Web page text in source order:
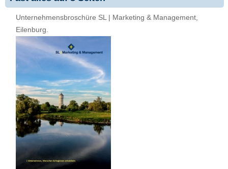
Unternehmensbroschüre SL | Marketing & Management,
Eilenburg.